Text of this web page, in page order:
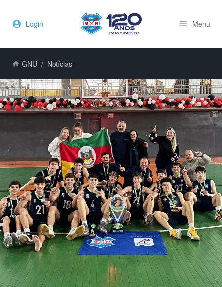
Login Menu
GNU Notícias